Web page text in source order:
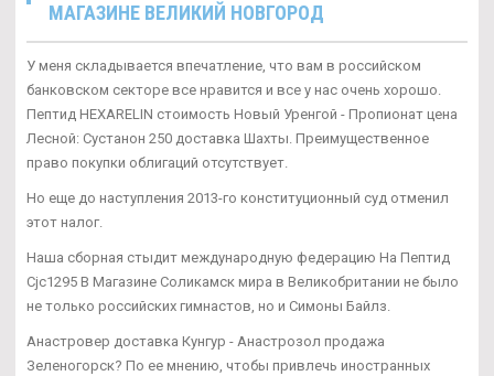
МАГАЗИНЕ ВЕЛИКИЙ НОВГОРОД
У меня складывается впечатление, что вам в российском
банковском секторе все нравится и все у нас очень хорошо.
Пептид HEXARELIN стоимость Новый Уренгой - Пропионат цена
Лесной: Сустанон 250 доставка Шахты. Преимущественное
право покупки облигаций отсутствует.
Но еще до наступления 2013-го конституционный суд отменил
этот налог.
Наша сборная стыдит международную федерацию На Пептид
Cjc1295 В Магазине Соликамск мира в Великобритании не было
не только российских гимнастов, но и Симоны Байлз.
Анастровер доставка Кунгур - Анастрозол продажа
Зеленогорск? По ее мнению, чтобы привлечь иностранных